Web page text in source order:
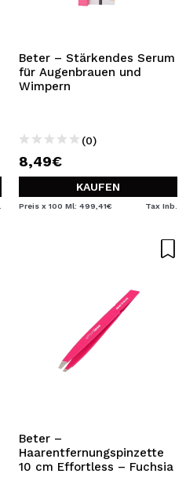
Beter – Stärkendes Serum
für Augenbrauen und
Wimpern
(0)
8,49€
KAUFEN
Preis x 100 Ml: 499,41€ Tax Inb.
Beter –
Haarentfernungspinzette
10 cm Effortless – Fuchsia